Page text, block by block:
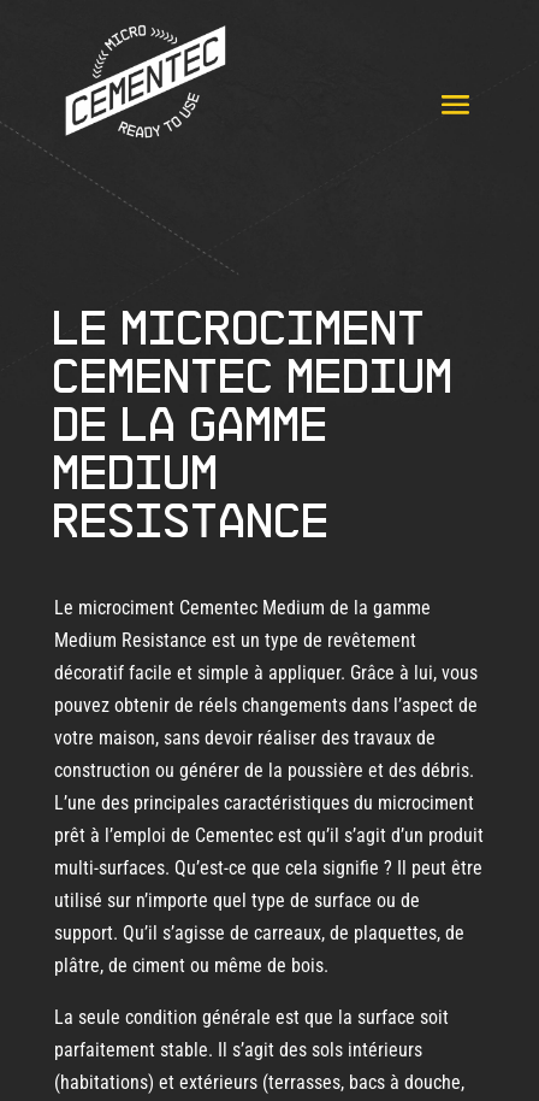
Le microciment
Cementec Medium
de la gamme
Medium
Resistance
Le microciment Cementec Medium de la gamme
Medium Resistance est un type de revêtement
décoratif facile et simple à appliquer. Grâce à lui, vous
pouvez obtenir de réels changements dans l’aspect de
votre maison, sans devoir réaliser des travaux de
construction ou générer de la poussière et des débris.
L’une des principales caractéristiques du microciment
prêt à l’emploi de Cementec est qu’il s’agit d’un produit
multi-surfaces. Qu’est-ce que cela signifie ? Il peut être
utilisé sur n’importe quel type de surface ou de
support. Qu’il s’agisse de carreaux, de plaquettes, de
plâtre, de ciment ou même de bois.
La seule condition générale est que la surface soit
parfaitement stable. Il s’agit des sols intérieurs
(habitations) et extérieurs (terrasses, bacs à douche,